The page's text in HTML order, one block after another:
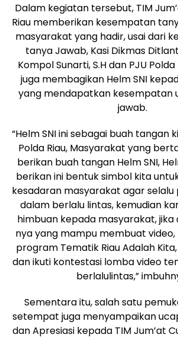
Dalam kegiatan tersebut, TIM
Riau memberikan kesempatan
masyarakat yang hadir, usai dari
tanya Jawab, Kasi Dikmas
Kompol Sunarti, S.H dan PJU
juga membagikan Helm SNI
yang mendapatkan kesempatan
jawab.
“Helm SNI ini sebagai buah tangan
Polda Riau, Masyarakat yang
berikan buah tangan Helm SNI,
berikan ini bentuk simbol kita
kesadaran masyarakat agar
dalam berlalu lintas, kemudian
himbuan kepada masyarakat,
nya yang mampu membuat
program Tematik Riau Adalah
dan ikuti kontestasi lomba video
berlalulintas,”
Sementara itu, salah satu
setempat juga menyampaikan
dan Apresiasi kepada TIM Jum’at